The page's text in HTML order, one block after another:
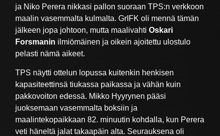
ja Niko Perera nikkasi pallon suoraan TPS:n verkkoon
maalin vasemmalta kulmalta. GrIFK oli mennä tämän
jälkeen jopa johtoon, mutta maalivahtiOskari
Forsmanin ilmiömäinen ja oikein ajoitettu ulostulo
pelasti nämä aikeet.
TPS näytti ottelun lopussa kuitenkin henkisen
kapasiteettinsä tiukassa paikassa ja vähän kuin
pakkovoiton edessä. Mikko Hyyrynen pääsi
juoksemaan vasemmalta boksiin ja
maalintekopaikkaan 82. minuutin kohdalla, kun Perera
veti häneltä jalat takaapäin alta. Seurauksena oli